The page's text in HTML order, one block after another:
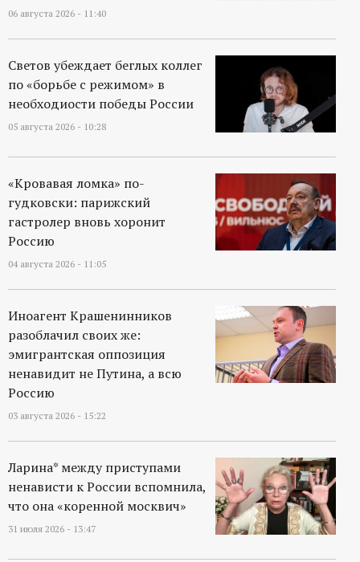
06 августа 2026 - 11:40
Светов убеждает беглых коллег
по «борьбе с режимом» в
необходиости победы России
05 августа 2026 - 10:28
«Кровавая ломка» по-
гудковски: парижский
гастролер вновь хоронит
Россию
04 августа 2026 - 11:05
Иноагент Крашенинников
разоблачил своих же:
эмигрантская оппозиция
ненавидит не Путина, а всю
Россию
03 августа 2026 - 15:22
Ларина* между приступами
ненависти к России вспомнила,
что она «коренной москвич»
31 июля 2026 - 13:47